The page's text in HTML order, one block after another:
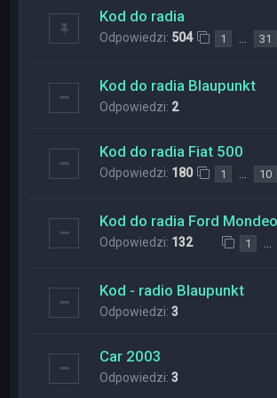
Kod do radia
Odpowiedzi: 504 1 31
Kod do radia Blaupunkt
Odpowiedzi: 2
Kod do radia Fiat 500
Odpowiedzi: 180 1 10
Kod do radia Ford
Odpowiedzi: 132 1 …
Kod - radio Blaupunkt
Odpowiedzi:3
Car 2003
Odpowiedzi:3